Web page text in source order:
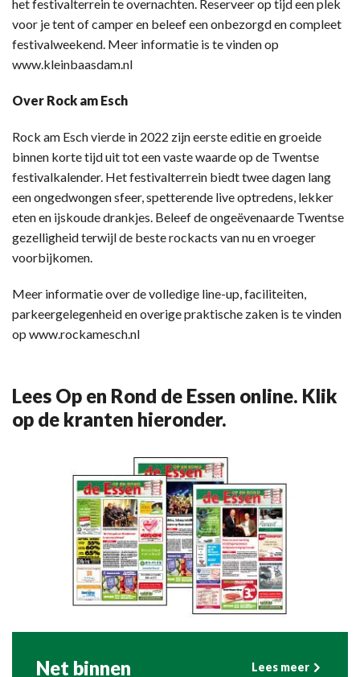
het festivalterrein te overnachten. Reserveer op tijd een plek
voor je tent of camper en beleef een onbezorgd en compleet
festivalweekend. Meer informatie is te vinden op
www.kleinbaasdam.nl
Over Rock am Esch
Rock am Esch vierde in 2022 zijn eerste editie en groeide
binnen korte tijd uit tot een vaste waarde op de Twentse
festivalkalender. Het festivalterrein biedt twee dagen lang
een ongedwongen sfeer, spetterende live optredens, lekker
eten en ijskoude drankjes. Beleef de ongeëvenaarde Twentse
gezelligheid terwijl de beste rockacts van nu en vroeger
voorbijkomen.
Meer informatie over de volledige line-up, faciliteiten,
parkeergelegenheid en overige praktische zaken is te vinden
op www.rockamesch.nl
Lees Op en Rond de Essen online. Klik
op de kranten hieronder.
Net binnen Lees meer